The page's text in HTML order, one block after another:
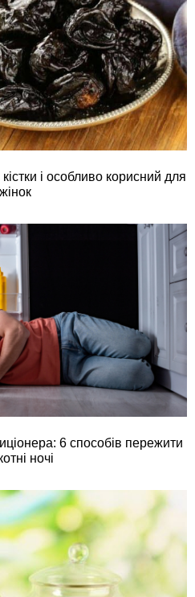
і особливо корисний для
жінок
6 способів пережити
ночі